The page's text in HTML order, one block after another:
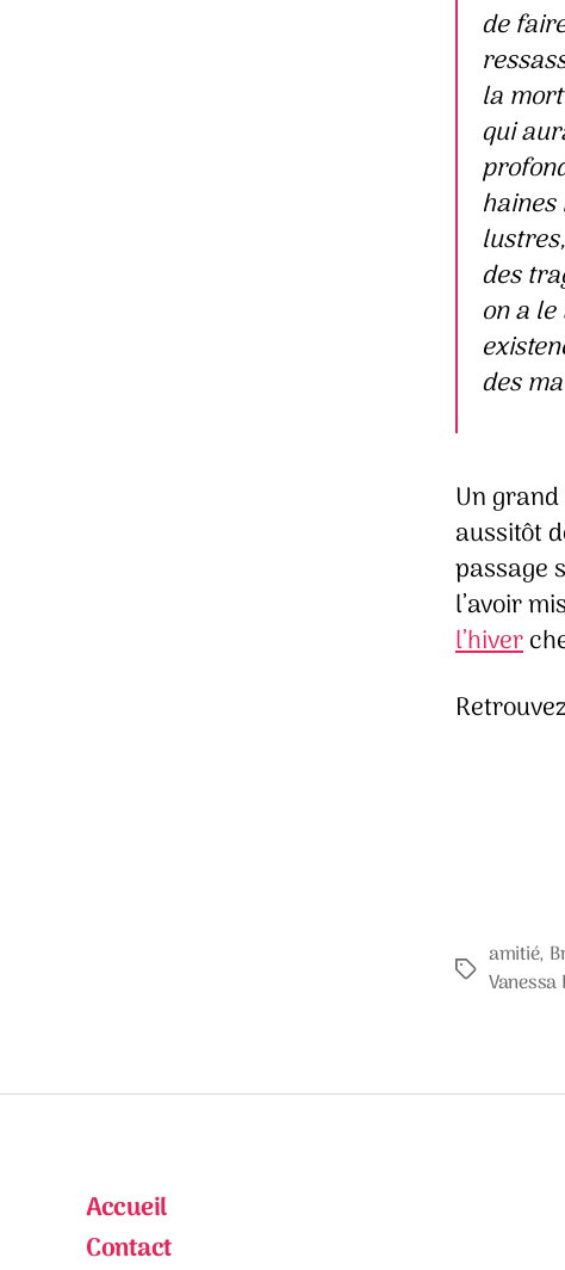
de
la
qui
des
on a
des
Un
aussitôt
passage
l’avoir
l’hiver
Étiquettes
amitié,
Accueil
Contact